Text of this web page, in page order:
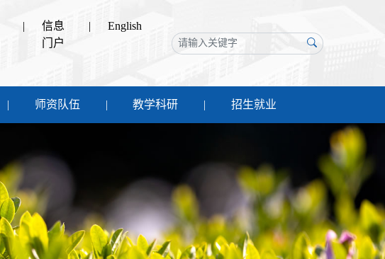
|
信息
门户
| English
师资队伍 教学科研 招生就业